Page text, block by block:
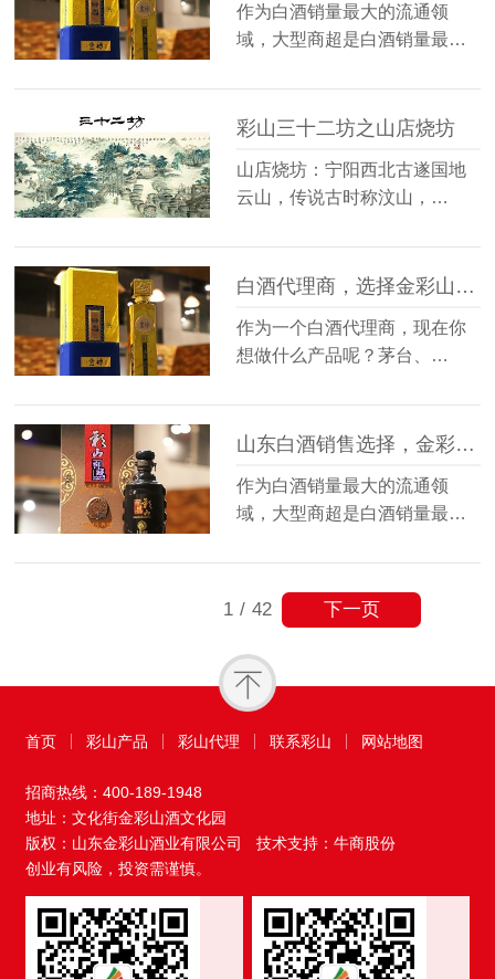
作为白酒销量最大的流通领
域，大型商超是白酒销量最…
彩山三十二坊之山店烧坊
山店烧坊：宁阳西北古遂国地
云山，传说古时称汶山，…
白酒代理商，选择金彩山酒业
作为一个白酒代理商，现在你
想做什么产品呢？茅台、…
山东白酒销售选择，金彩山酒业
作为白酒销量最大的流通领
域，大型商超是白酒销量最…
1 / 42 下一页
首页 彩山产品 彩山代理 联系彩山 网站地图
招商热线： 400-189-1948
地址：文化街金彩山酒文化园
版权：山东金彩山酒业有限公司
技术支持：牛商股份
创业有风险，投资需谨慎。